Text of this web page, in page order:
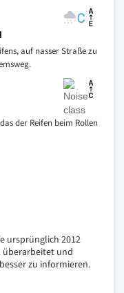
auf nasser Straße zu
der Reifen beim Rollen
ursprünglich 2012
überarbeitet und
zu informieren.